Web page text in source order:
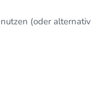
(oder alternativ